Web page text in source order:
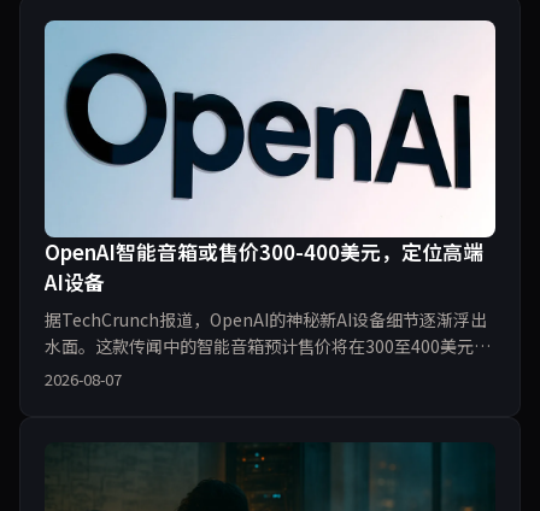
OpenAI智能音箱或售价300-400美元，定位高端
AI设备
据TechCrunch报道，OpenAI的神秘新AI设备细节逐渐浮出
水面。这款传闻中的智能音箱预计售价将在300至400美元之
间，定价远超主流智能音箱，主打高端AI交互体验。业内分
2026-08-07